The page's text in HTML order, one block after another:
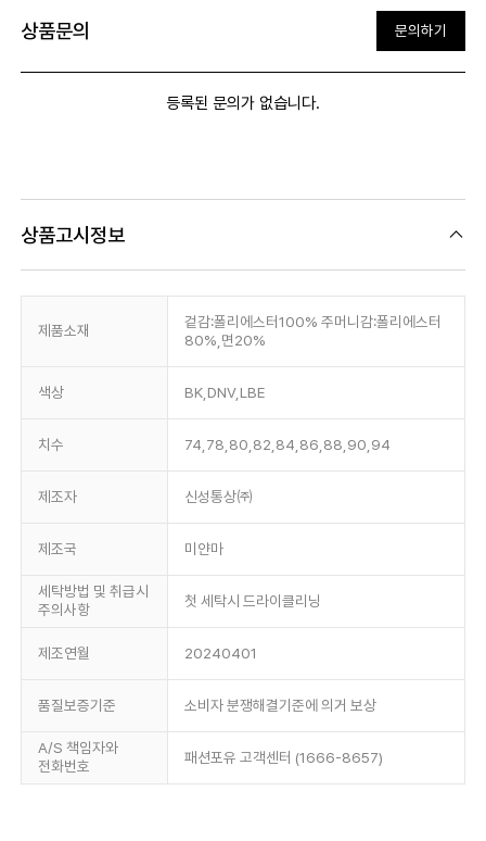
상품문의 문의하기
등록된 문의가 없습니다.
상품고시정보
제품소재
겉감:폴리에스터100% 주머니감:폴리에스터
80%,면20%
색상 BK,DNV,LBE
치수 74,78,80,82,84,86,88,90,94
제조자 신성통상㈜
제조국 미얀마
세탁방법 및 취급시
주의사항
첫 세탁시 드라이클리닝
제조연월 20240401
품질보증기준 소비자 분쟁해결기준에 의거 보상
A/S 책임자와
전화번호
패션포유 고객센터 (1666-8657)